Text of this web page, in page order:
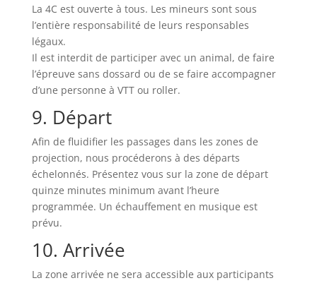
La 4C est ouverte à tous. Les mineurs sont sous
l’entière responsabilité de leurs responsables
légaux.
Il est interdit de participer avec un animal, de faire
l’épreuve sans dossard ou de se faire accompagner
d’une personne à VTT ou roller.
9. Départ
Afin de fluidifier les passages dans les zones de
projection, nous procéderons à des départs
échelonnés. Présentez vous sur la zone de départ
quinze minutes minimum avant l’heure
programmée. Un échauffement en musique est
prévu.
10. Arrivée
La zone arrivée ne sera accessible aux participants